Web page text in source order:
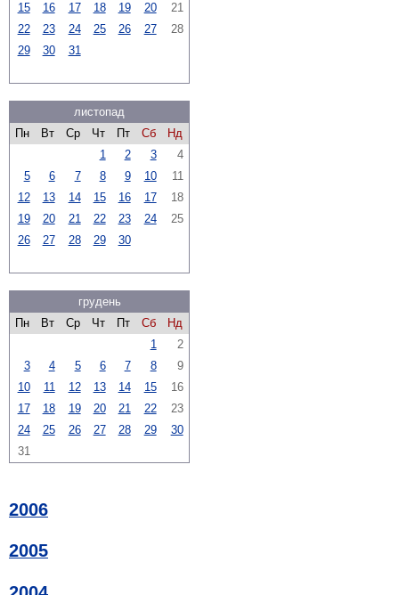
15
16 17 18 19 20
21
22
23 24 25 26 27
28
29
30 31
листопад
Пн
Вт Ср Чт Пт Сб
Нд
1
2 3
4
5
6 7 8 9 10
11
12
13 14 15 16 17
18
19
20 21 22 23 24
25
26
27 28 29 30
грудень
Пн
Вт Ср Чт Пт Сб
Нд
1
2
3
4 5 6 7 8
9
10
11 12 13 14 15
16
17
18 19 20 21 22
23
24
25 26 27 28 29
30
31
2006
2005